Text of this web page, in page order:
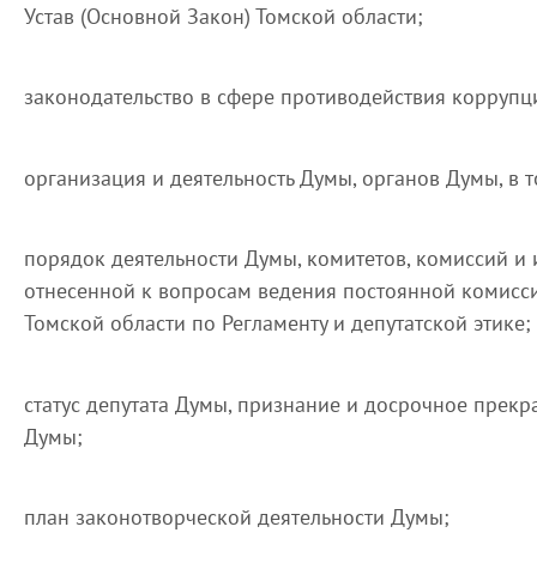
Устав (Основной Закон) Томской области;
законодательство в сфере противодействия
организация и деятельность Думы, органов Думы, в
порядок деятельности Думы, комитетов, комиссий
отнесенной к вопросам ведения постоянной
Томской области по Регламенту и депутатской этике;
статус депутата Думы, признание и досрочное
Думы;
план законотворческой деятельности Думы;